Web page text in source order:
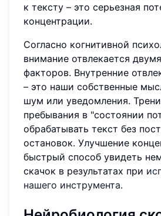
к тексту – это серьезная
концентрации.
Согласно когнитивной
внимание отвлекается
факторов. Внутренние
– это наши собственные
шум или уведомления.
пребывания в "состоянии
обрабатывать текст без
остановок. Улучшение
быстрый способ увидеть
скачок в результатах при
нашего инструмента.